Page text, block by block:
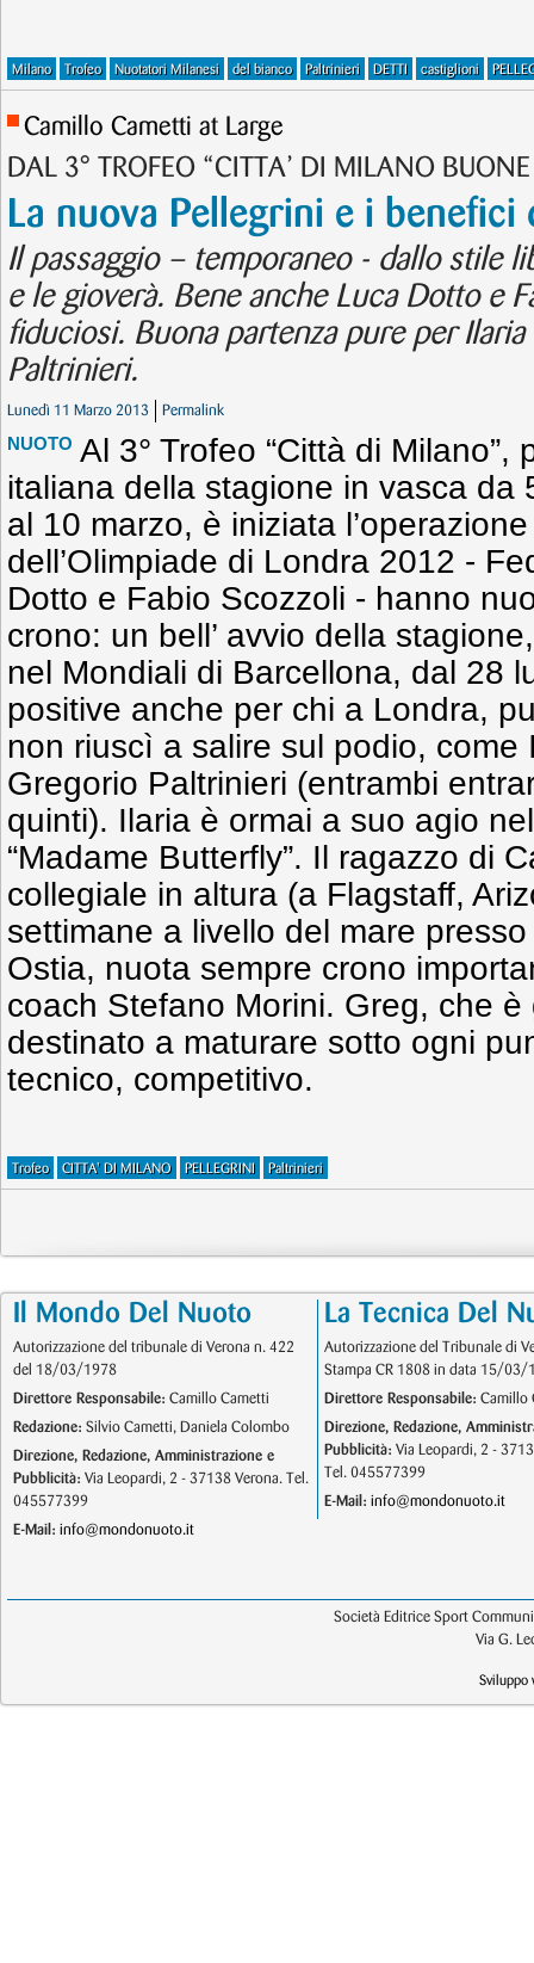
Milano Trofeo Nuotatori Milanesi del bianco Paltrinieri DETTI castiglioni
Camillo Cametti at Large
DAL 3° TROFEO “CITTA’ DI MILANO
La nuova Pellegrini e i benefici
Il passaggio – temporaneo - dallo stile
e le gioverà. Bene anche Luca Dotto e
fiduciosi. Buona partenza pure per
Paltrinieri.
Lunedì 11 Marzo 2013 Permalink
NUOTO Al 3° Trofeo “Città di
italiana della stagione in vasca da
al 10 marzo, è iniziata
dell’Olimpiade di Londra 2012 -
Dotto e Fabio Scozzoli - hanno
crono: un bell’ avvio della
nel Mondiali di Barcellona, dal 28
positive anche per chi a Londra,
non riuscì a salire sul podio, come
Gregorio Paltrinieri (entrambi
quinti). Ilaria è ormai a suo agio
“Madame Butterfly”. Il ragazzo di
collegiale in altura (a Flagstaff,
settimane a livello del mare
Ostia, nuota sempre crono
coach Stefano Morini. Greg, che è
destinato a maturare sotto ogni
tecnico, competitivo.
Trofeo CITTA' DI MILANO PELLEGRINI Paltrinieri
Il Mondo Del Nuoto
Autorizzazione del tribunale di Verona n. 422
del 18/03/1978
Direttore Responsabile: Camillo Cametti
Redazione: Silvio Cametti, Daniela Colombo
Direzione, Redazione, Amministrazione e
Pubblicità: Via Leopardi, 2 - 37138 Verona. Tel.
045577399
E-Mail: info@mondonuoto.it
La Tecnica Del
Autorizzazione del Tribunale di
Stampa CR 1808 in data 15/03/
Direttore Responsabile: Camillo
Direzione, Redazione,
Pubblicità: Via Leopardi, 2 -
Tel. 045577399
E-Mail: info@mondonuoto.it
Società Editrice Sport
Via G.
Sviluppo